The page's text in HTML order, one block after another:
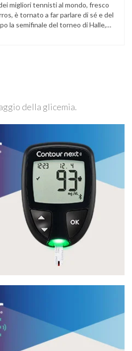
migliori tennisti al mondo, fresco
è tornato a far parlare di sé e del
la semifinale del torneo di Halle,
della glicemia.